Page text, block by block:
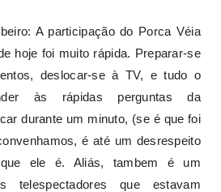
A participação do Porca Véia
hoje foi muito rápida. Preparar-se
deslocar-se à TV, e tudo o
às rápidas perguntas da
durante um minuto, (se é que foi
é até um desrespeito
ele é. Aliás, tambem é um
telespectadores que estavam